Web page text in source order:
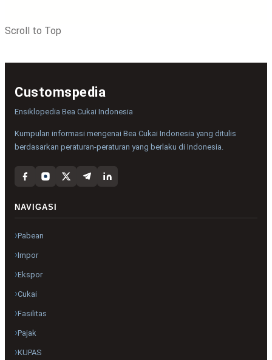
Scroll to Top
Customspedia
Ensiklopedia Bea Cukai Indonesia
Kumpulan informasi mengenai Bea Cukai Indonesia yang ditulis
berdasarkan peraturan-peraturan yang berlaku di Indonesia.
NAVIGASI
Pabean
Impor
Ekspor
Cukai
Fasilitas
Pajak
KUPAS